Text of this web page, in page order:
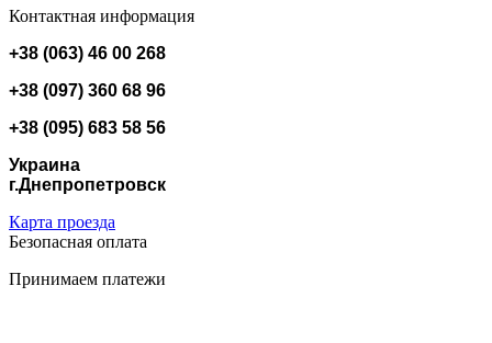
Контактная информация
+38 (063) 46 00 268
+38 (097) 360 68 96
+38 (095) 683 58 56
Украина
г.Днепропетровск
Карта проезда
Безопасная оплата
Принимаем платежи